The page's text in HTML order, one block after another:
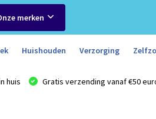
merken
Huishouden Verzorging
huis Gratis verzending vanaf €50